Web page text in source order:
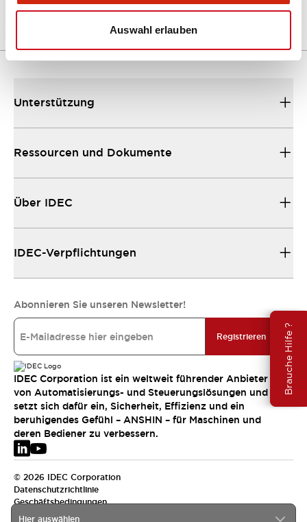
Auswahl erlauben
Brauche Hilfe ?
Hier auswählen
Unterstützung
Ressourcen und Dokumente
Über IDEC
IDEC-Verpflichtungen
Abonnieren Sie unseren Newsletter!
Registrieren
IDEC Corporation ist ein weltweit führender Anbieter
von Automatisierungs- und Steuerungslösungen und
setzt sich dafür ein, Sicherheit, Effizienz und ein
beruhigendes Gefühl – ANSHIN – für Maschinen und
deren Bediener zu verbessern.
© 2026 IDEC Corporation
Datenschutzrichtlinie
Geschäftsbedingungen